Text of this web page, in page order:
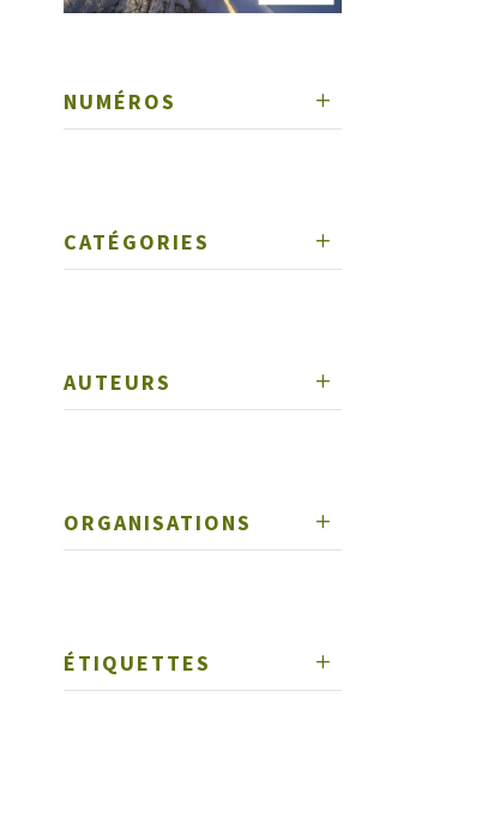
NUMÉROS
CATÉGORIES
AUTEURS
ORGANISATIONS
ÉTIQUETTES